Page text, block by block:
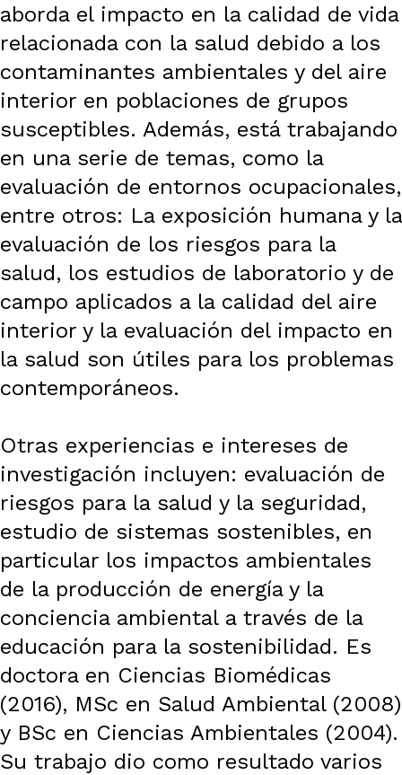
aborda el impacto en la calidad de vida
relacionada con la salud debido a los
contaminantes ambientales y del aire
interior en poblaciones de grupos
susceptibles. Además, está trabajando
en una serie de temas, como la
evaluación de entornos ocupacionales,
entre otros: La exposición humana y la
evaluación de los riesgos para la
salud, los estudios de laboratorio y de
campo aplicados a la calidad del aire
interior y la evaluación del impacto en
la salud son útiles para los problemas
contemporáneos.
Otras experiencias e intereses de
investigación incluyen: evaluación de
riesgos para la salud y la seguridad,
estudio de sistemas sostenibles, en
particular los impactos ambientales
de la producción de energía y la
conciencia ambiental a través de la
educación para la sostenibilidad. Es
doctora en Ciencias Biomédicas
(2016), MSc en Salud Ambiental (2008)
y BSc en Ciencias Ambientales (2004).
Su trabajo dio como resultado varios